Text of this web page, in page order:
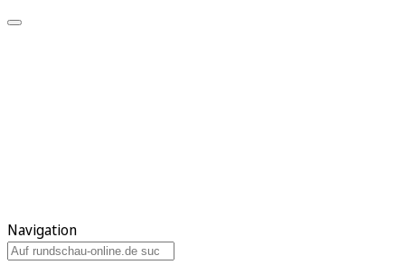
Navigation